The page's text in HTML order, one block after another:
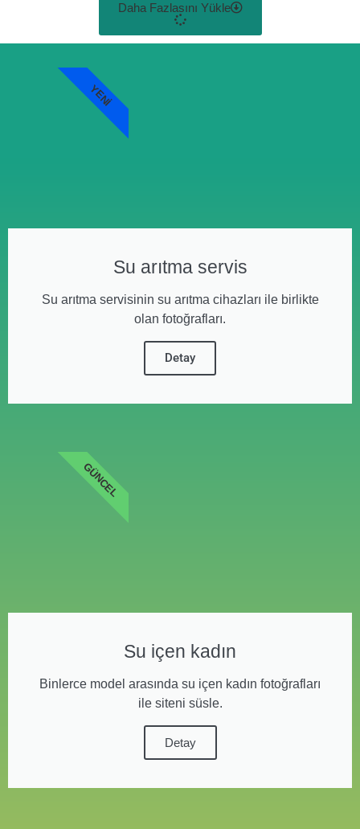
Daha Fazlasını Yükle
Su arıtma servis
Su arıtma servisinin su arıtma cihazları ile birlikte
olan fotoğrafları.
Detay
YENI
Su içen kadın
Binlerce model arasında su içen kadın fotoğrafları
ile siteni süsle.
Detay
GÜNCEL